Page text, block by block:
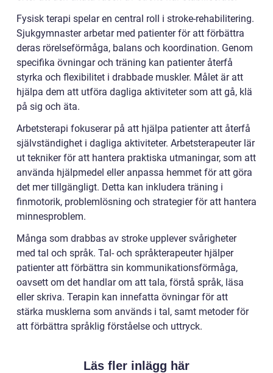
Fysisk terapi spelar en central roll i stroke-rehabilitering.
Sjukgymnaster arbetar med patienter för att förbättra
deras rörelseförmåga, balans och koordination. Genom
specifika övningar och träning kan patienter återfå
styrka och flexibilitet i drabbade muskler. Målet är att
hjälpa dem att utföra dagliga aktiviteter som att gå, klä
på sig och äta.
Arbetsterapi fokuserar på att hjälpa patienter att återfå
självständighet i dagliga aktiviteter. Arbetsterapeuter lär
ut tekniker för att hantera praktiska utmaningar, som att
använda hjälpmedel eller anpassa hemmet för att göra
det mer tillgängligt. Detta kan inkludera träning i
finmotorik, problemlösning och strategier för att hantera
minnesproblem.
Många som drabbas av stroke upplever svårigheter
med tal och språk. Tal- och språkterapeuter hjälper
patienter att förbättra sin kommunikationsförmåga,
oavsett om det handlar om att tala, förstå språk, läsa
eller skriva. Terapin kan innefatta övningar för att
stärka musklerna som används i tal, samt metoder för
att förbättra språklig förståelse och uttryck.
Läs fler inlägg här